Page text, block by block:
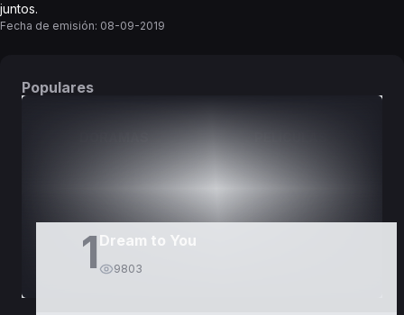
juntos.
Fecha de emisión: 08-09-2019
Populares
1 Dream to You
9803